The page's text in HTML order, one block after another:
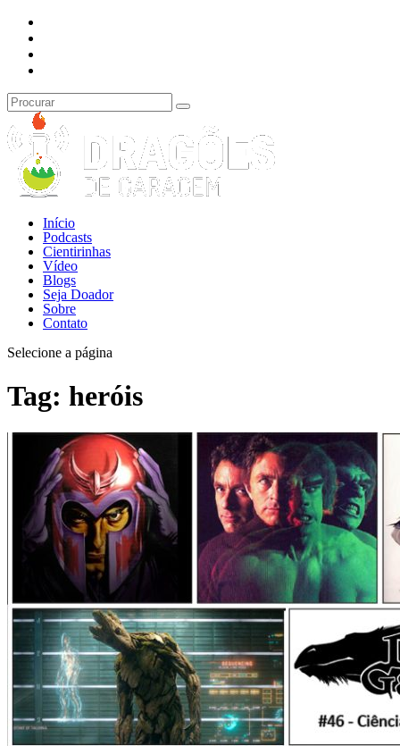
Início
Podcasts
Cientirinhas
Vídeo
Blogs
Seja Doador
Sobre
Contato
Selecione a página
Tag: heróis